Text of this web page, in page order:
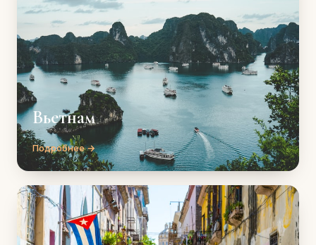
Вьетнам
Подробнее →